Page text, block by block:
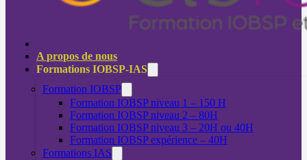
A propos de nous
Formations IOBSP-IAS
Formation IOBSP
Formation IOBSP niveau 1 – 150 H
Formation IOBSP niveau 2 – 80H
Formation IOBSP niveau 3 – 20H ou 40H
Formation IOBSP expérience – 40H
Formations IAS